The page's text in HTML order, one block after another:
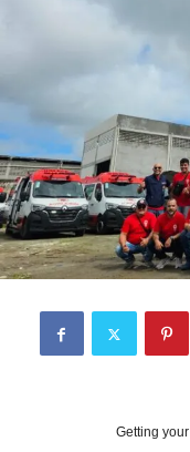
Getting your